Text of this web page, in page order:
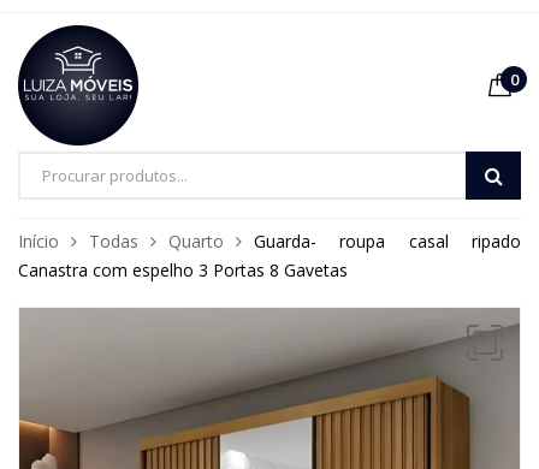
Pesquisa
produtos
0
Início Todas Quarto
Guarda- roupa casal ripado
Canastra com espelho 3 Portas 8 Gavetas